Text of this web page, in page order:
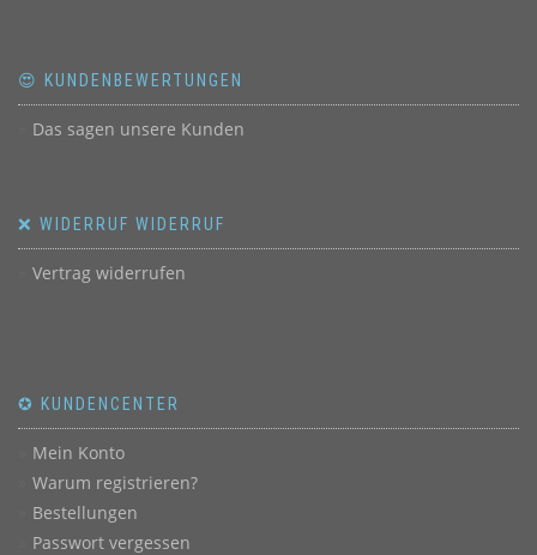
😍 KUNDENBEWERTUNGEN
Das sagen unsere Kunden
❌ WIDERRUF WIDERRUF
Vertrag widerrufen
✪ KUNDENCENTER
Mein Konto
Warum registrieren?
Bestellungen
Passwort vergessen